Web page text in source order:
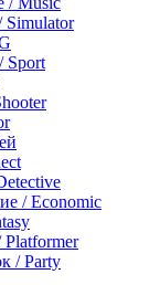
Sport
/ Economic
/ Party